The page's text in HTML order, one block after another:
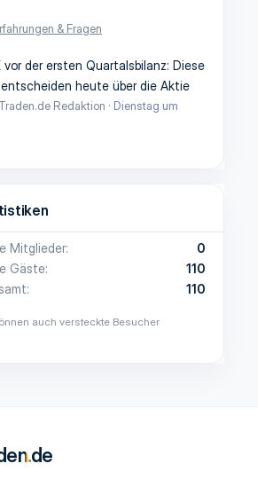
& Fragen
vor der ersten Quartalsbilanz: Diese
heute über die Aktie
Redaktion
Dienstag um
Mitglieder
0
Gäste
110
110
auch versteckte Besucher